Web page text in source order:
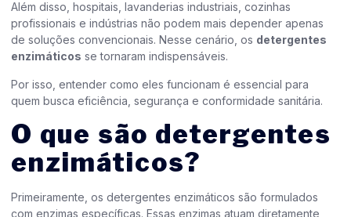
Além disso, hospitais, lavanderias industriais, cozinhas
profissionais e indústrias não podem mais depender apenas
de soluções convencionais. Nesse cenário, os detergentes
enzimáticos se tornaram indispensáveis.
Por isso, entender como eles funcionam é essencial para
quem busca eficiência, segurança e conformidade sanitária.
O que são detergentes
enzimáticos?
Primeiramente, os detergentes enzimáticos são formulados
com enzimas específicas. Essas enzimas atuam diretamente